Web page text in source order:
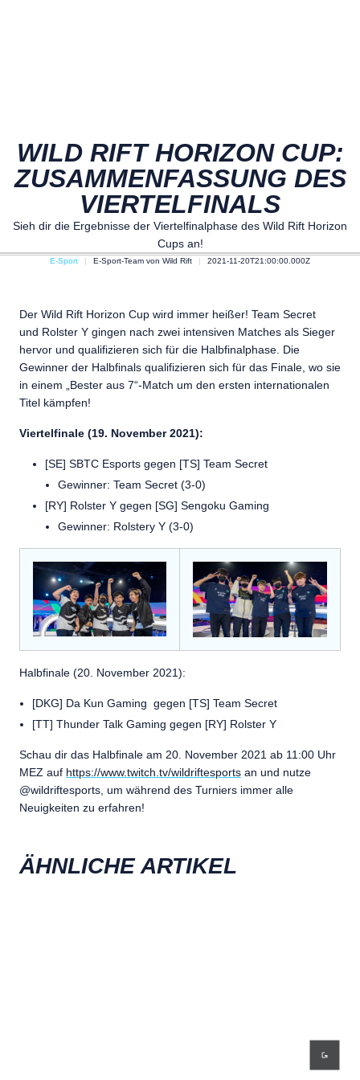
WILD RIFT HORIZON CUP:
ZUSAMMENFASSUNG DES
VIERTELFINALS
Sieh dir die Ergebnisse der Viertelfinalphase des Wild Rift Horizon
Cups an!
E-Sport E-Sport-Team von Wild Rift 2021-11-20T21:00:00.000Z
Der Wild Rift Horizon Cup wird immer heißer! Team Secret
und Rolster Y gingen nach zwei intensiven Matches als Sieger
hervor und qualifizieren sich für die Halbfinalphase. Die
Gewinner der Halbfinals qualifizieren sich für das Finale, wo sie
in einem „Bester aus 7“-Match um den ersten internationalen
Titel kämpfen!
Viertelfinale (19. November 2021):
[SE] SBTC Esports gegen [TS] Team Secret
Gewinner: Team Secret (3-0)
[RY] Rolster Y gegen [SG] Sengoku Gaming
Gewinner: Rolstery Y (3-0)
Halbfinale (20. November 2021):
[DKG] Da Kun Gaming gegen [TS] Team Secret
[TT] Thunder Talk Gaming gegen [RY] Rolster Y
Schau dir das Halbfinale am 20. November 2021 ab 11:00 Uhr
MEZ auf https://www.twitch.tv/wildriftesports an und nutze
@wildriftesports, um während des Turniers immer alle
Neuigkeiten zu erfahren!
ÄHNLICHE ARTIKEL